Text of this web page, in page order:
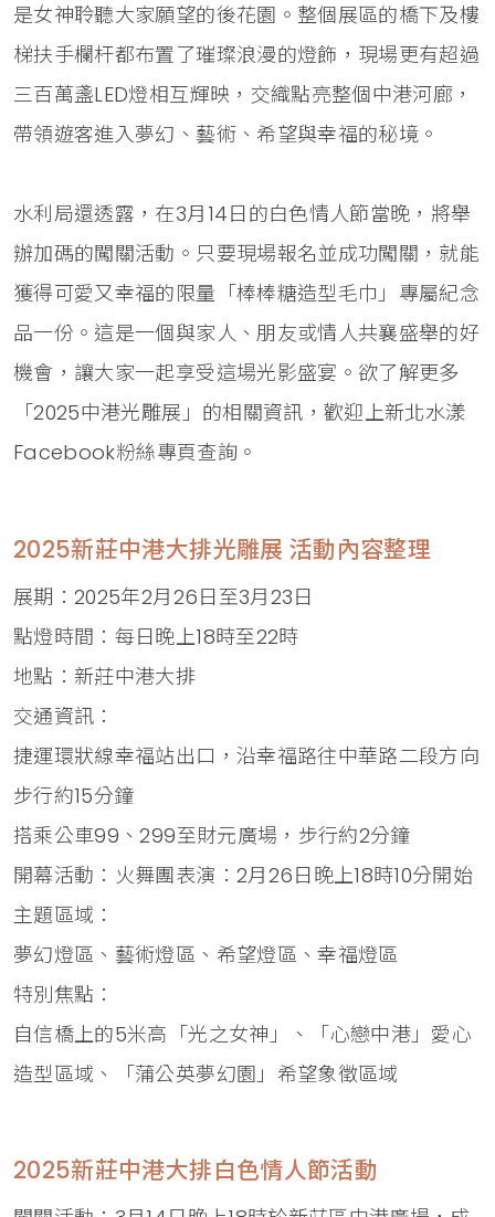
是女神聆聽大家願望的後花園。整個展區的橋下及樓
梯扶手欄杆都布置了璀璨浪漫的燈飾，現場更有超過
三百萬盞LED燈相互輝映，交織點亮整個中港河廊，
帶領遊客進入夢幻、藝術、希望與幸福的秘境。
水利局還透露，在3月14日的白色情人節當晚，將舉
辦加碼的闖關活動。只要現場報名並成功闖關，就能
獲得可愛又幸福的限量「棒棒糖造型毛巾」專屬紀念
品一份。這是一個與家人、朋友或情人共襄盛舉的好
機會，讓大家一起享受這場光影盛宴。欲了解更多
「2025中港光雕展」的相關資訊，歡迎上新北水漾
Facebook粉絲專頁查詢。
2025新莊中港大排光雕展 活動內容整理
展期：2025年2月26日至3月23日
點燈時間：每日晚上18時至22時
地點：新莊中港大排
交通資訊：
捷運環狀線幸福站出口，沿幸福路往中華路二段方向
步行約15分鐘
搭乘公車99、299至財元廣場，步行約2分鐘
開幕活動：火舞團表演：2月26日晚上18時10分開始
主題區域：
夢幻燈區、藝術燈區、希望燈區、幸福燈區
特別焦點：
自信橋上的5米高「光之女神」、「心戀中港」愛心
造型區域、「蒲公英夢幻園」希望象徵區域
2025新莊中港大排白色情人節活動